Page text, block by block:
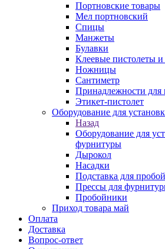
Портновские товары
Мел портновский
Спицы
Манжеты
Булавки
Клеевые пистолеты
Ножницы
Сантиметр
Принадлежности
Этикет-пистолет
Оборудование для
Назад
Оборудование для
фурнитуры
Дырокол
Насадки
Подставка для
Прессы для
Пробойники
Приход товара май
Оплата
Доставка
Вопрос-ответ